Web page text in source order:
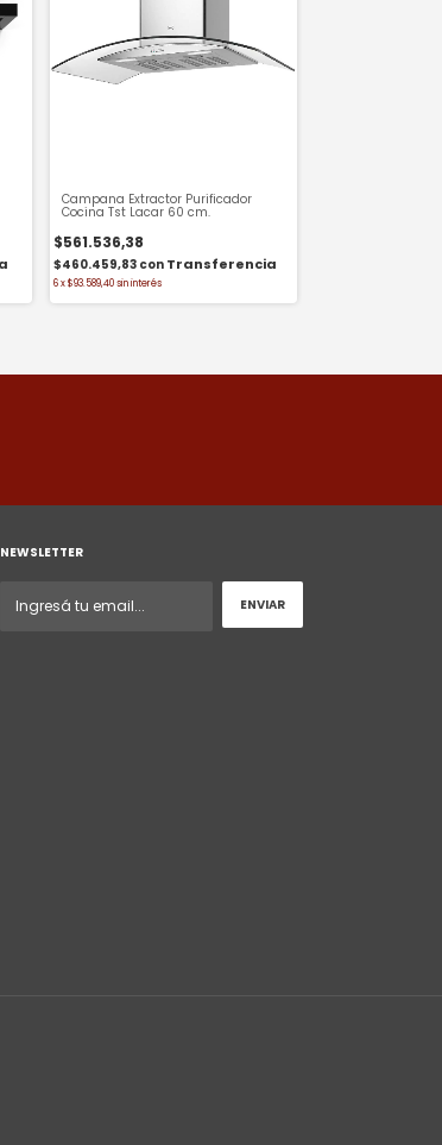
Campana Extractor Purificador
Cocina Tst Lacar 60 cm.
$561.536,38
$460.459,83 con
6 x$93.589,40 sin interés
NEWSLETTER